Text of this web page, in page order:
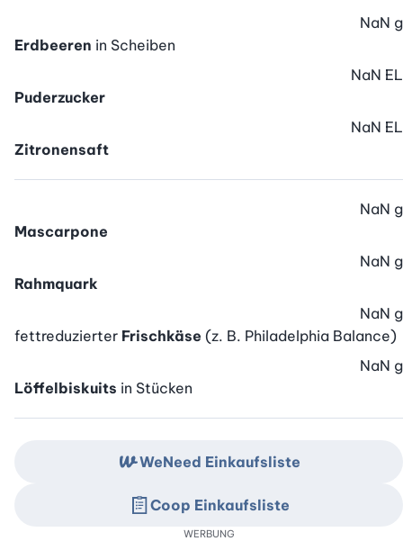
Erdbeeren in Scheiben
NaN g
Puderzucker
NaN EL
Zitronensaft
NaN EL
Mascarpone
NaN g
Rahmquark
NaN g
fettreduzierter Frischkäse (z. B. Philadelphia Balance)
NaN g
Löffelbiskuits in Stücken
NaN g
WeNeed Einkaufsliste
Coop Einkaufsliste
WERBUNG